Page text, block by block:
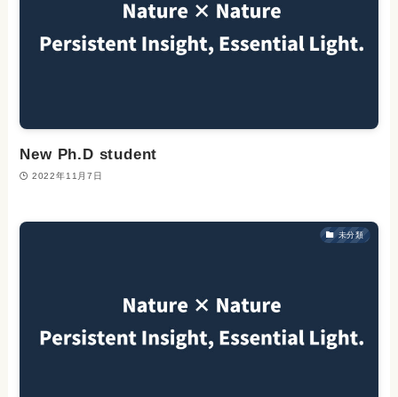
New Ph.D student
2022年11月7日
未分類